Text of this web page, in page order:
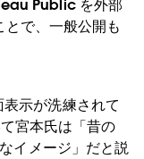
Public を外部
で、一般公開も
示が洗練されて
宮本氏は「昔の
イメージ」だと説